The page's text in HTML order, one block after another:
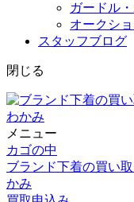
ガードル
オークシ
スタッフブログ
閉じる
メニュー
カゴの中
ブランド下着の買い
かみ